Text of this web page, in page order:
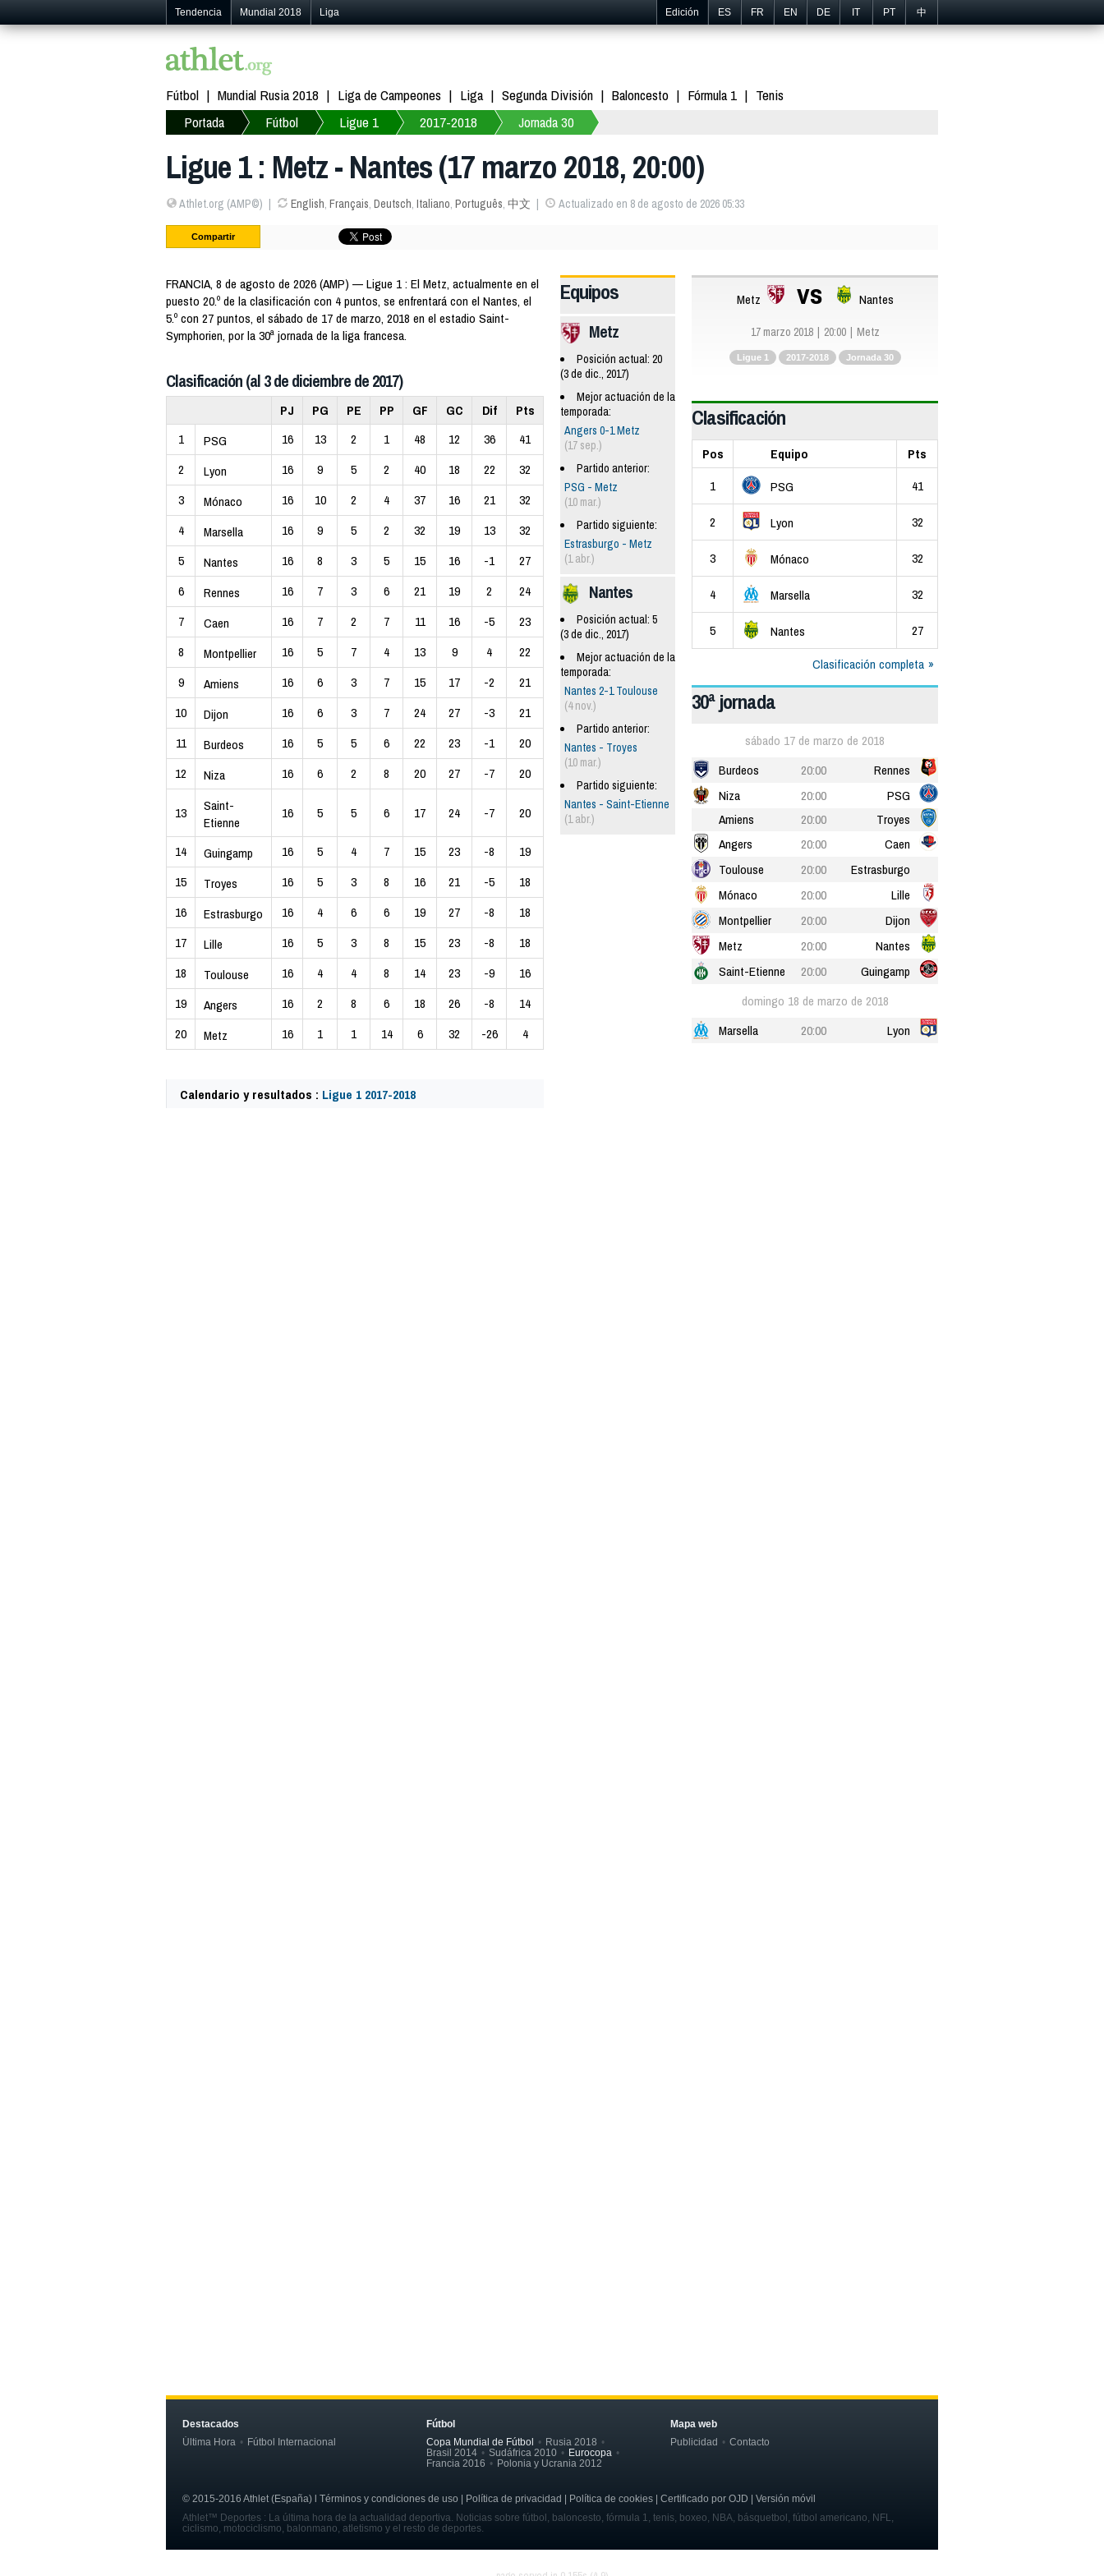
Tendencia Mundial 2018 Liga Edición ES FR EN DE IT PT 中
Fútbol Mundial Rusia 2018 Liga de Campeones Liga Segunda División Baloncesto Fórmula 1
Tenis
Portada
Fútbol Ligue 1 2017-2018 Jornada 30
Ligue 1 : Metz - Nantes (17 marzo 2018, 20:00)
Athlet.org (AMP©) English, Français, Deutsch, Italiano, Português, 中文 Actualizado en 8 de agosto de 2026 05:33
Compartir
FRANCIA, 8 de agosto de 2026 (AMP) — Ligue 1 : El Metz, actualmente en el
puesto 20.º de la clasificación con 4 puntos, se enfrentará con el Nantes, el
5.º con 27 puntos, el sábado de 17 de marzo, 2018 en el estadio Saint-
Symphorien, por la 30ª jornada de la liga francesa.
Clasificación (al 3 de diciembre de 2017)
PJ PG PE PP GF GC Dif
Pts
1
PSG 16 13 2 1 48 12 36
41
2
Lyon 16 9 5 2 40 18 22
32
3
Mónaco 16 10 2 4 37 16 21
32
4
Marsella 16 9 5 2 32 19 13
32
5
Nantes 16 8 3 5 15 16 -1
27
6
Rennes 16 7 3 6 21 19 2
24
7
Caen 16 7 2 7 11 16 -5
23
8
Montpellier 16 5 7 4 13 9 4
22
9
Amiens 16 6 3 7 15 17 -2
21
10
Dijon 16 6 3 7 24 27 -3
21
11
Burdeos 16 5 5 6 22 23 -1
20
12
Niza 16 6 2 8 20 27 -7 20
13
Saint-
Etienne
16 5 5 6 17 24 -7 20
14 Guingamp 16 5 4 7 15 23 -8
19
15
Troyes 16 5 3 8 16 21 -5
18
16
Estrasburgo 16 4 6 6 19 27 -8
18
17
Lille 16 5 3 8 15 23 -8
18
18
Toulouse 16 4 4 8 14 23 -9
16
19
Angers 16 2 8 6 18 26 -8
14
20
Metz 16 1 1 14 6 32 -26 4
Calendario y resultados : Ligue 1 2017-2018
Equipos
Metz
Posición actual: 20
(3 de dic., 2017)
Mejor actuación de la
temporada:
Angers 0-1 Metz
(17 sep.)
Partido anterior:
PSG - Metz
(10 mar.)
Partido siguiente:
Estrasburgo - Metz
(1 abr.)
Nantes
Posición actual: 5
(3 de dic., 2017)
Mejor actuación de la
temporada:
Nantes 2-1 Toulouse
(4 nov.)
Partido anterior:
Nantes - Troyes
(10 mar.)
Partido siguiente:
Nantes - Saint-Etienne
(1 abr.)
Metz vs Nantes
17 marzo 2018 20:00 Metz
Ligue 1 2017-2018 Jornada 30
Clasificación
Pos Equipo
Pts
1
PSG 41
2 Lyon 32
3 Mónaco 32
4 Marsella 32
5 Nantes
27
Clasificación completa
30ª jornada
sábado 17 de marzo de 2018
Burdeos
20:00
Rennes
Niza
20:00
PSG
Amiens
20:00
Troyes
Angers
20:00
Caen
Toulouse
20:00
Estrasburgo
Mónaco
20:00
Lille
Montpellier
20:00
Dijon
Metz
20:00
Nantes
Saint-Etienne
20:00
Guingamp
domingo 18 de marzo de 2018
Marsella
20:00 Lyon
Destacados
Última Hora
Fútbol Internacional
Fútbol
Copa Mundial de Fútbol
Rusia 2018
Brasil 2014
Sudáfrica 2010
Eurocopa
Francia 2016
Polonia y Ucrania 2012
Mapa web
Publicidad
Contacto
© 2015-2016 Athlet (España) l Términos y condiciones de uso | Política de privacidad | Política de cookies | Certificado por OJD | Versión móvil
Athlet™ Deportes : La última hora de la actualidad deportiva. Noticias sobre fútbol, baloncesto, fórmula 1, tenis, boxeo, NBA, básquetbol, fútbol americano, NFL,
ciclismo, motociclismo, balonmano, atletismo y el resto de deportes.